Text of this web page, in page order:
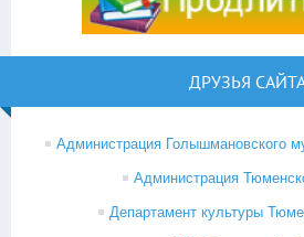
ДРУЗЬЯ
Администрация Голышмановского
Администрация
Департамент культуры